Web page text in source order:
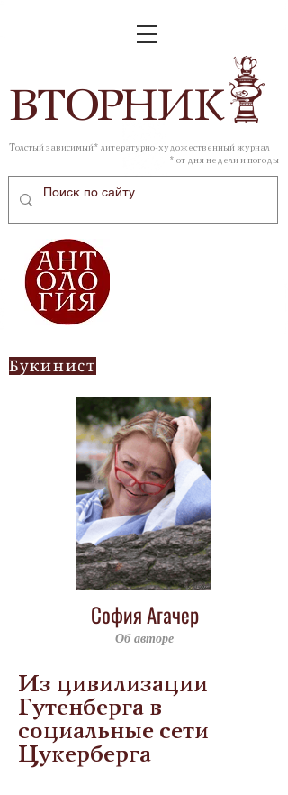
ВТОРНИК
Толстый зависимый* литературно-художественный журнал
* от дня недели и погоды
Букинист
София Агачер
Об авторе
Из цивилизации
Гутенберга в
социальные сети
Цукерберга